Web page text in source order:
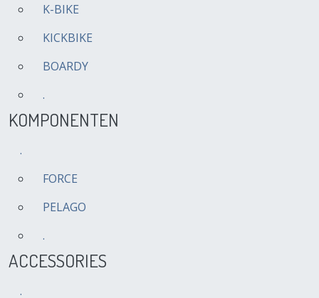
K-BIKE
KICKBIKE
BOARDY
.
KOMPONENTEN
.
FORCE
PELAGO
.
ACCESSORIES
.